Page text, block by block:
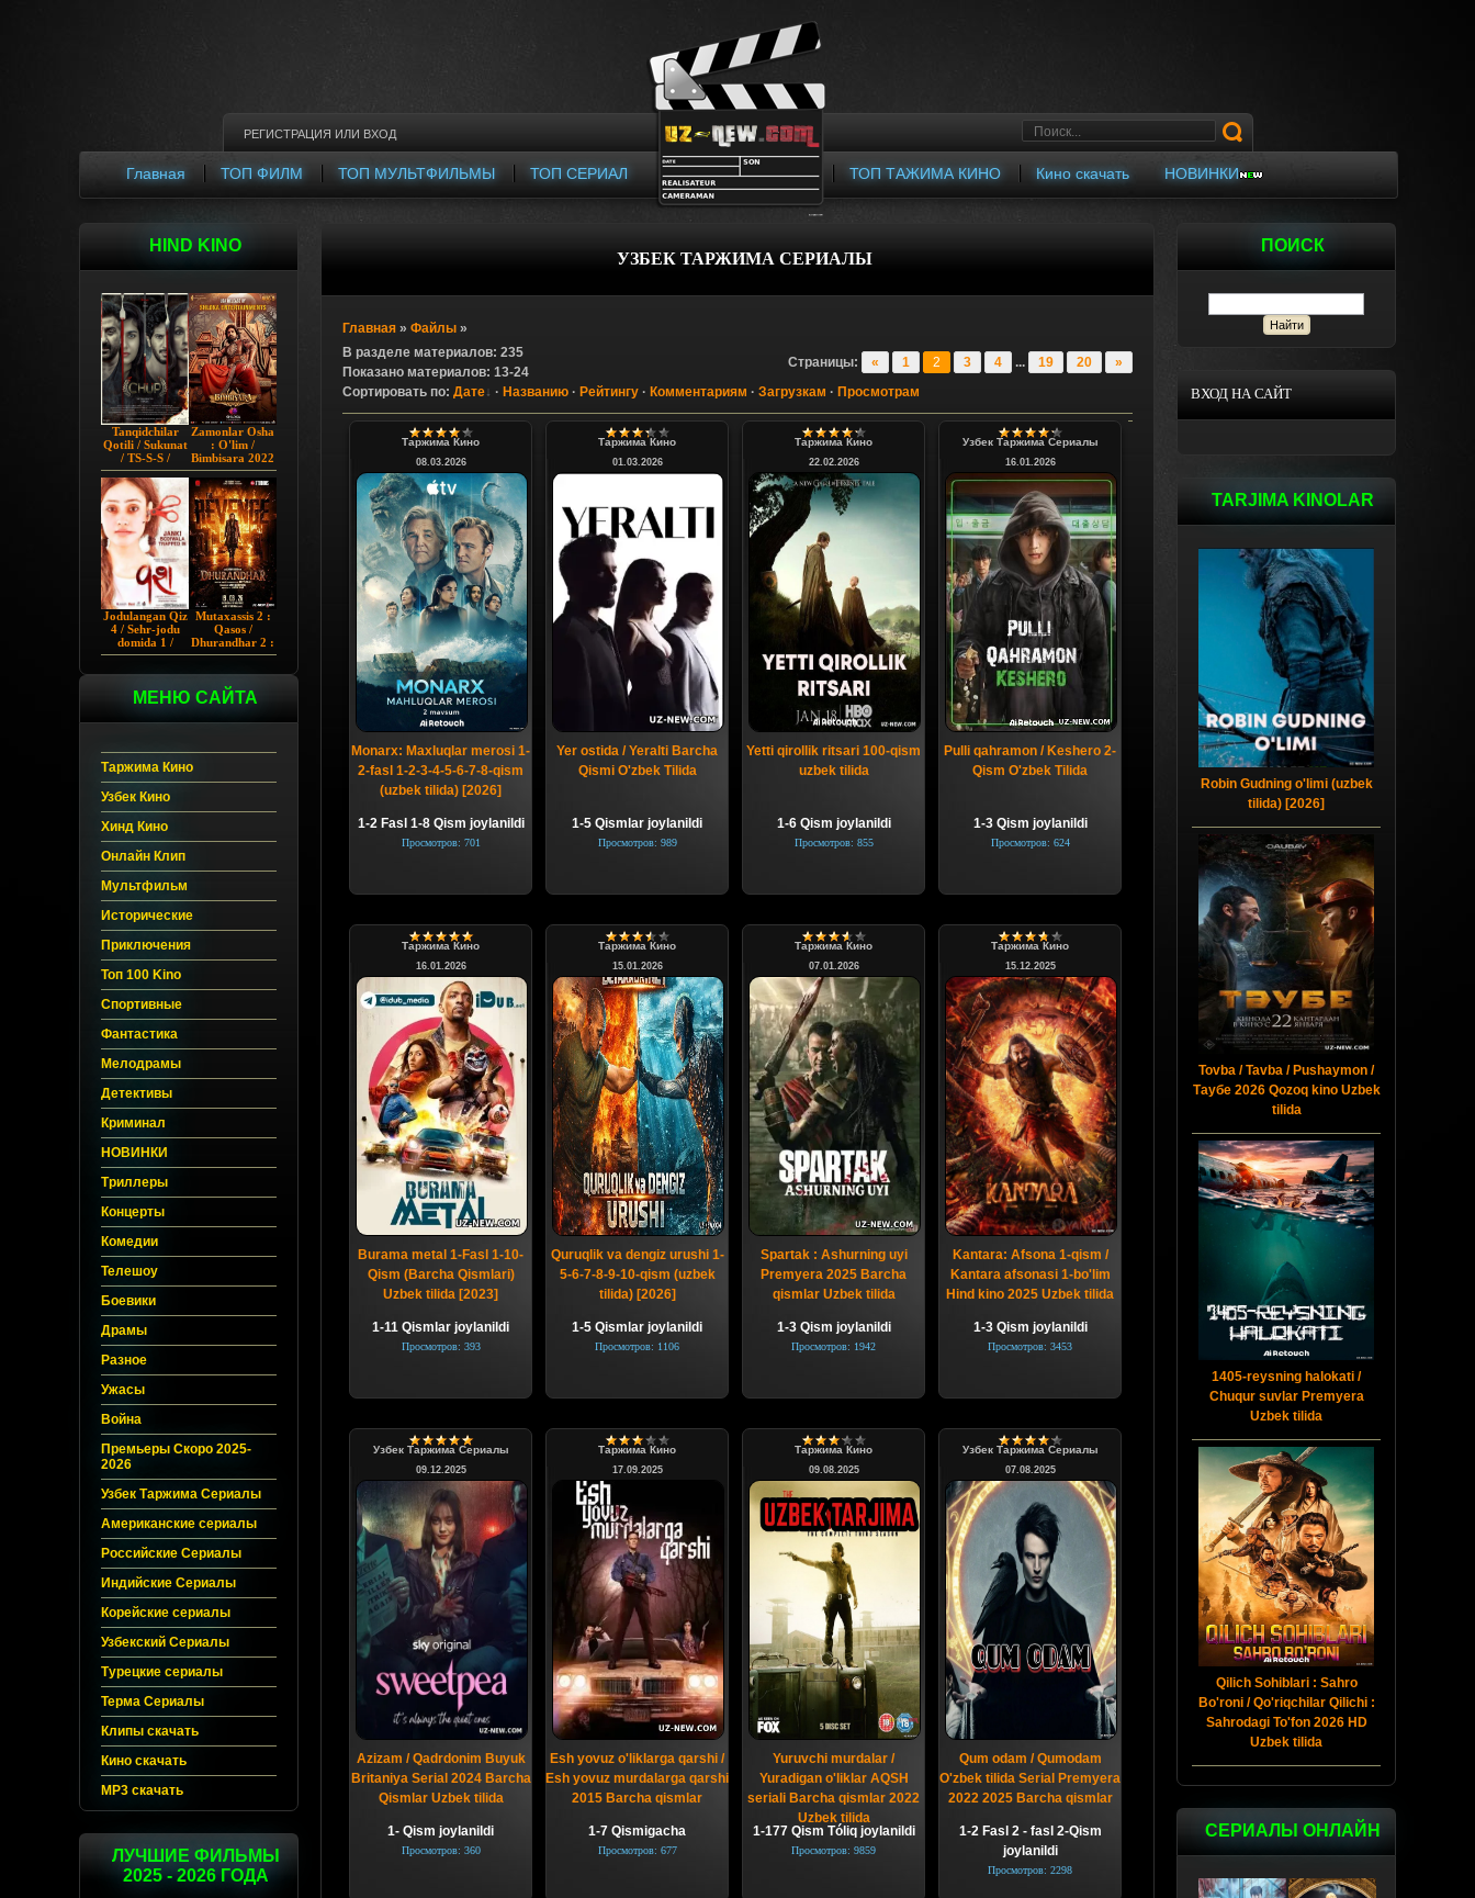
РЕГИСТРАЦИЯ ИЛИ ВХОД
ТОП СЕРИАЛ
ТОП МУЛЬТФИЛЬМЫ
ТОП ФИЛМ
Главная ТОП ТАЖИМА КИНО Кино скачать НОВИНКИ
HIND KINO
Tanqidchilar
Qotili / Sukunat
/ TS-S-S /
Jimjitlik
Ortidagi Sir /
Chup 2022 HD
Hind kino
Zamonlar Osha
: O'lim /
Bimbisara 2022
Hind kino
Uzbek tilida
Jodulangan Qiz
4 / Sehr-jodu
domida 1 /
Egallangan 1 /
Hind kino
Uzbek tilida
Mutaxassis 2 :
Qasos /
Dhurandhar 2 :
Intiqom 2026
МЕНЮ САЙТА
Таржима Кино
Узбек Кино
Хинд Кино
Онлайн Клип
Мультфильм
Исторические
Приключения
Топ 100 Kino
Спортивные
Фантастика
Мелодрамы
Детективы
Криминал
НОВИНКИ
Триллеры
Концерты
Комедии
Телешоу
Боевики
Драмы
Разное
Ужасы
Война
Премьеры Скоро 2025-
2026
Узбек Таржима Сериалы
Американские сериалы
Российские Сериалы
Индийские Сериалы
Корейские сериалы
Узбекский Сериалы
Турецкие сериалы
Терма Сериалы
Клипы скачать
Кино скачать
MP3 скачать
ЛУЧШИЕ ФИЛЬМЫ
2025 - 2026 ГОДА
ПОИСК
ВХОД НА САЙТ
TARJIMA KINOLAR
Robin Gudning o'limi (uzbek
tilida) [2026]
Tovba / Tavba / Pushaymon /
Таубе 2026 Qozoq kino Uzbek
tilida
1405-reysning halokati /
Chuqur suvlar Premyera
Uzbek tilida
Qilich Sohiblari : Sahro
Bo'roni / Qo'riqchilar Qilichi :
Sahrodagi To'fon 2026 HD
Uzbek tilida
СЕРИАЛЫ ОНЛАЙН
УЗБЕК ТАРЖИМА СЕРИАЛЫ
Главная » Файлы »
В разделе материалов: 235
Показано материалов: 13-24
Страницы: « 1 2 3 4 ... 19 20
»
Сортировать по: Дате · Названию · Рейтингу · Комментариям · Загрузкам · Просмотрам
Таржима Кино
08.03.2026
Monarx: Maxluqlar merosi 1-
2-fasl 1-2-3-4-5-6-7-8-qism
(uzbek tilida) [2026]
1-2 Fasl 1-8 Qism joylanildi
Просмотров: 701
Таржима Кино
01.03.2026
Yer ostida / Yeralti Barcha
Qismi O'zbek Tilida
1-5 Qismlar joylanildi
Просмотров: 989
Таржима Кино
22.02.2026
Yetti qirollik ritsari 100-qism
uzbek tilida
1-6 Qism joylanildi
Просмотров: 855
Узбек Таржима Сериалы
16.01.2026
Pulli qahramon / Keshero 2-
Qism O'zbek Tilida
1-3 Qism joylanildi
Просмотров: 624
Таржима Кино
16.01.2026
Burama metal 1-Fasl 1-10-
Qism (Barcha Qismlari)
Uzbek tilida [2023]
1-11 Qismlar joylanildi
Просмотров: 393
Таржима Кино
15.01.2026
Quruqlik va dengiz urushi 1-
5-6-7-8-9-10-qism (uzbek
tilida) [2026]
1-5 Qismlar joylanildi
Просмотров: 1106
Таржима Кино
07.01.2026
Spartak : Ashurning uyi
Premyera 2025 Barcha
qismlar Uzbek tilida
1-3 Qism joylanildi
Просмотров: 1942
Таржима Кино
15.12.2025
Kantara: Afsona 1-qism /
Kantara afsonasi 1-bo'lim
Hind kino 2025 Uzbek tilida
1-3 Qism joylanildi
Просмотров: 3453
Узбек Таржима Сериалы
09.12.2025
Azizam / Qadrdonim Buyuk
Britaniya Serial 2024 Barcha
Qismlar Uzbek tilida
1- Qism joylanildi
Просмотров: 360
Таржима Кино
17.09.2025
Esh yovuz o'liklarga qarshi /
Esh yovuz murdalarga qarshi
2015 Barcha qismlar
1-7 Qismigacha
Просмотров: 677
Таржима Кино
09.08.2025
Yuruvchi murdalar /
Yuradigan o'liklar AQSH
seriali Barcha qismlar 2022
Uzbek tilida
1-177 Qism Tóliq joylanildi
Просмотров: 9859
Узбек Таржима Сериалы
07.08.2025
Qum odam / Qumodam
O'zbek tilida Serial Premyera
2022 2025 Barcha qismlar
1-2 Fasl 2 - fasl 2-Qism
joylanildi
Просмотров: 2298